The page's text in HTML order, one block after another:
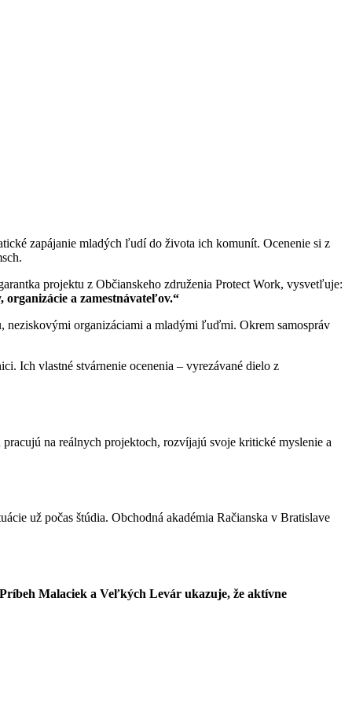
zapájanie mladých ľudí do života ich komunít. Ocenenie si z
projektu z Občianskeho združenia Protect Work, vysvetľuje:
a zamestnávateľov.“
neziskovými organizáciami a mladými ľuďmi. Okrem samospráv
Ich vlastné stvárnenie ocenenia – vyrezávané dielo z
na reálnych projektoch, rozvíjajú svoje kritické myslenie a
už počas štúdia. Obchodná akadémia Račianska v Bratislave
Malaciek a Veľkých Levár ukazuje, že aktívne